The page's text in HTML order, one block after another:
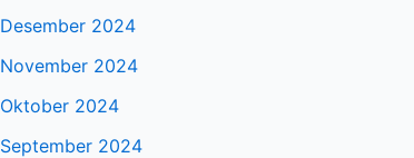
Desember 2024
November 2024
Oktober 2024
September 2024